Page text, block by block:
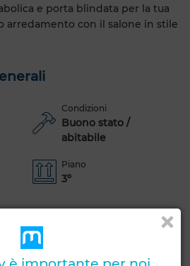
e porta blindata per la tua
arredamento con il salone in stile
Condizioni
Buono stato /
abitabile
Piano
3º
Garage